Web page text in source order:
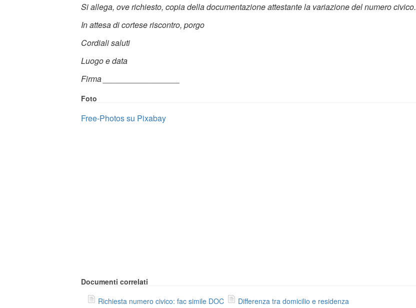
Si allega, ove richiesto, copia della documentazione attestante la variazione del numero civico.
In attesa di cortese riscontro, porgo
Cordiali saluti
Luogo e data
Firma _________________
Foto
Free-Photos su Pixabay
Documenti correlati
Richiesta numero civico: fac simile DOC
Differenza tra domicilio e residenza